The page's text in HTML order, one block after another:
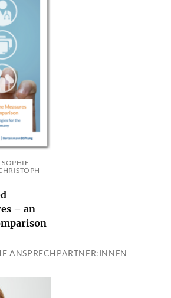
– an
ANSPRECHPARTNER:INNEN